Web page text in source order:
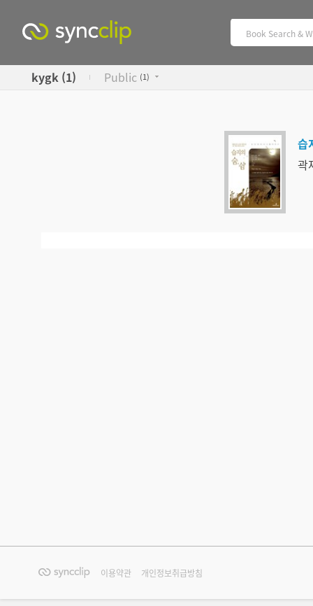
kygk (1) Public (1)
곽
이용약관 개인정보취급방침